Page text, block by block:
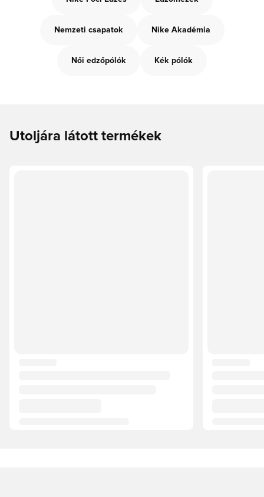
Nemzeti csapatok Nike Akadémia
Női edzőpólók Kék pólók
Utoljára látott termékek